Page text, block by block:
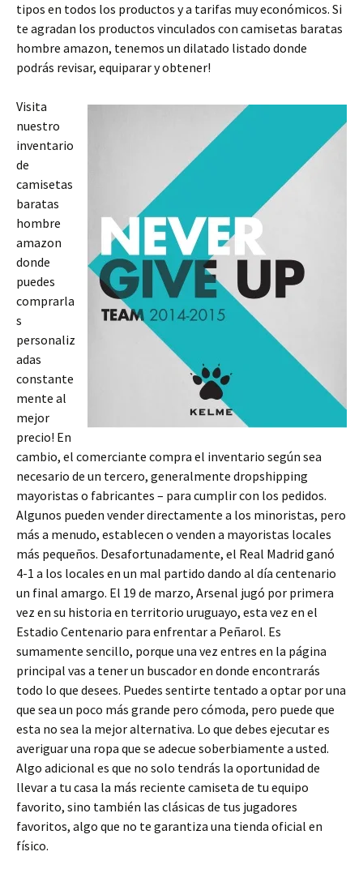
tipos en todos los productos y a tarifas muy económicos. Si
te agradan los productos vinculados con camisetas baratas
hombre amazon, tenemos un dilatado listado donde
podrás revisar, equiparar y obtener!
Visita
nuestro
inventario
de
camisetas
baratas
hombre
amazon
donde
puedes
comprarla
s
personaliz
adas
constante
mente al
mejor
precio! En
cambio, el comerciante compra el inventario según sea
necesario de un tercero, generalmente dropshipping
mayoristas o fabricantes – para cumplir con los pedidos.
Algunos pueden vender directamente a los minoristas, pero
más a menudo, establecen o venden a mayoristas locales
más pequeños. Desafortunadamente, el Real Madrid ganó
4-1 a los locales en un mal partido dando al día centenario
un final amargo. El 19 de marzo, Arsenal jugó por primera
vez en su historia en territorio uruguayo, esta vez en el
Estadio Centenario para enfrentar a Peñarol. Es
sumamente sencillo, porque una vez entres en la página
principal vas a tener un buscador en donde encontrarás
todo lo que desees. Puedes sentirte tentado a optar por una
que sea un poco más grande pero cómoda, pero puede que
esta no sea la mejor alternativa. Lo que debes ejecutar es
averiguar una ropa que se adecue soberbiamente a usted.
Algo adicional es que no solo tendrás la oportunidad de
llevar a tu casa la más reciente camiseta de tu equipo
favorito, sino también las clásicas de tus jugadores
favoritos, algo que no te garantiza una tienda oficial en
físico.